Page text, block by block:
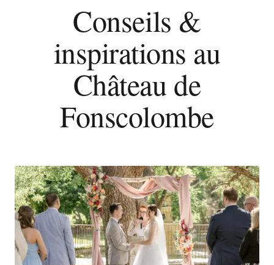
Conseils &
inspirations au
Château de
Fonscolombe